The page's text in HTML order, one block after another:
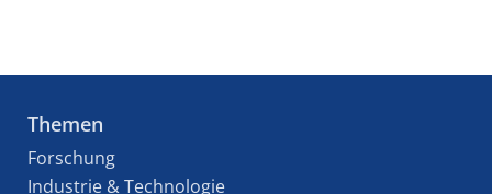
Themen
Forschung
Industrie & Technologie